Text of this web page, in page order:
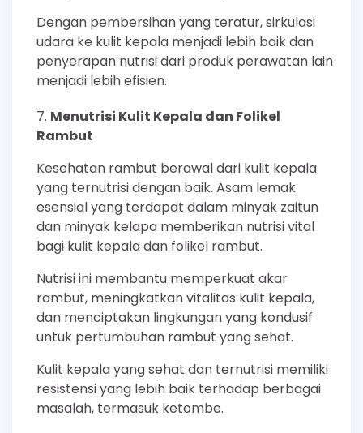
Dengan pembersihan yang teratur, sirkulasi
udara ke kulit kepala menjadi lebih baik dan
penyerapan nutrisi dari produk perawatan lain
menjadi lebih efisien.
Menutrisi Kulit Kepala dan Folikel
Rambut
Kesehatan rambut berawal dari kulit kepala
yang ternutrisi dengan baik. Asam lemak
esensial yang terdapat dalam minyak zaitun
dan minyak kelapa memberikan nutrisi vital
bagi kulit kepala dan folikel rambut.
Nutrisi ini membantu memperkuat akar
rambut, meningkatkan vitalitas kulit kepala,
dan menciptakan lingkungan yang kondusif
untuk pertumbuhan rambut yang sehat.
Kulit kepala yang sehat dan ternutrisi memiliki
resistensi yang lebih baik terhadap berbagai
masalah, termasuk ketombe.